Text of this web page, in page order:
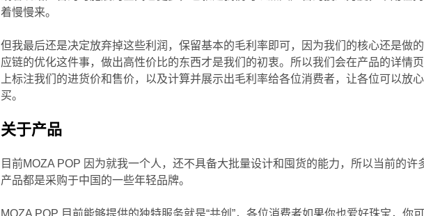
着慢慢来。
但我最后还是决定放弃掉这些利润，保留基本的毛利率即可，因为我们的核心还是做
应链的优化这件事，做出高性价比的东西才是我们的初衷。所以我们会在产品的详情
上标注我们的进货价和售价，以及计算并展示出毛利率给各位消费者，让各位可以放
买。
关于产品
目前MOZA POP 因为就我一个人，还不具备大批量设计和囤货的能力，所以当前的许
产品都是采购于中国的一些年轻品牌。